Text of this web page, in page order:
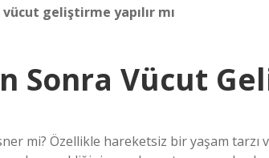
vücut geliştirme yapılır mı
Sonra Vücut
mi? Özellikle hareketsiz bir yaşam